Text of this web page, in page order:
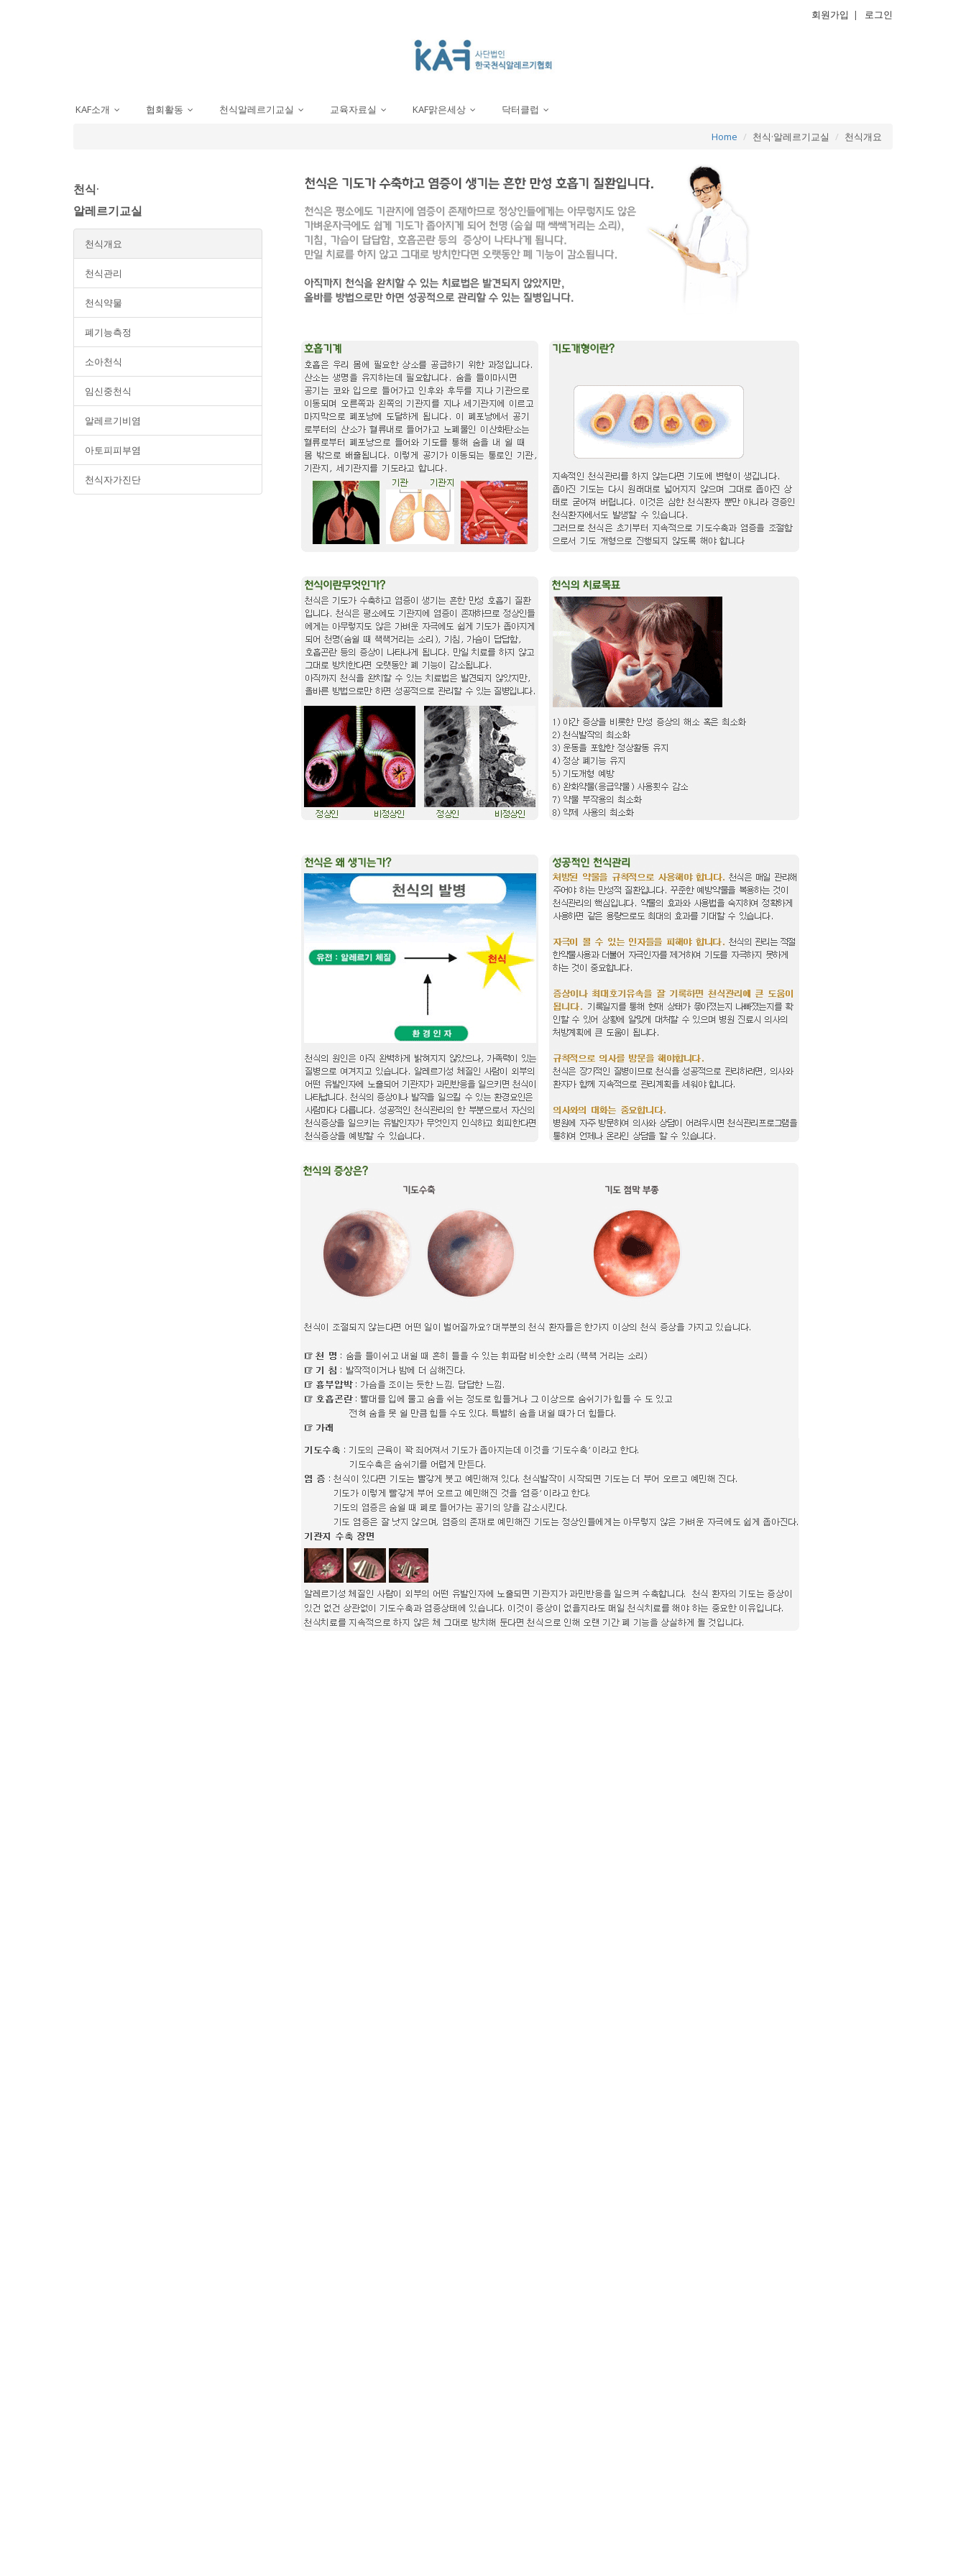
회원가입 | 로그인
KAF소개 협회활동 천식알레르기교실 교육자료실 KAF맑은세상 닥터클럽
Home 천식·알레르기교실 천식개요
천식·
알레르기교실
천식개요
천식관리
천식약물
폐기능측정
소아천식
임신중천식
알레르기비염
아토피피부염
천식자가진단